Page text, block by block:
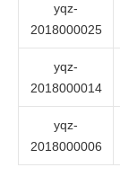
yqz-
2018000025
yqz-
2018000014
yqz-
2018000006